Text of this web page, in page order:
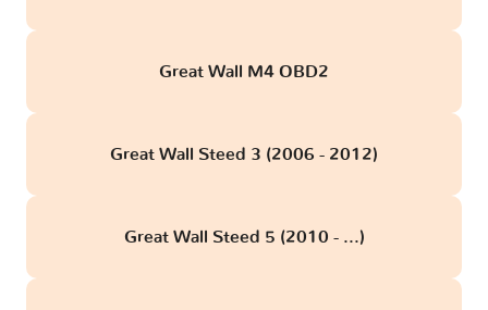
Great Wall M4 OBD2
Great Wall Steed 3 (2006 - 2012)
Great Wall Steed 5 (2010 - ...)